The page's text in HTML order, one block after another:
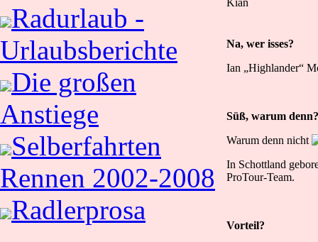
Radurlaub -
Urlaubsberichte
Die großen
Anstiege
Selberfahrten
Rennen 2002-2008
Radlerprosa
Na, wer isses?
Ian „Highlander“
Süß, warum denn?
Warum denn nicht
In Schottland
ProTour-Team.
Vorteil?